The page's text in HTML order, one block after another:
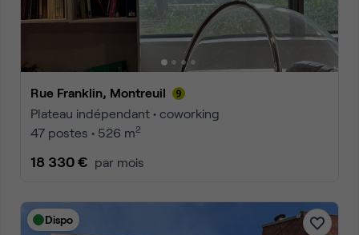
Rue Franklin, Montreuil
Plateau indépendant • coworking
47 postes • 526 m2
18 330 € par mois
Dispo